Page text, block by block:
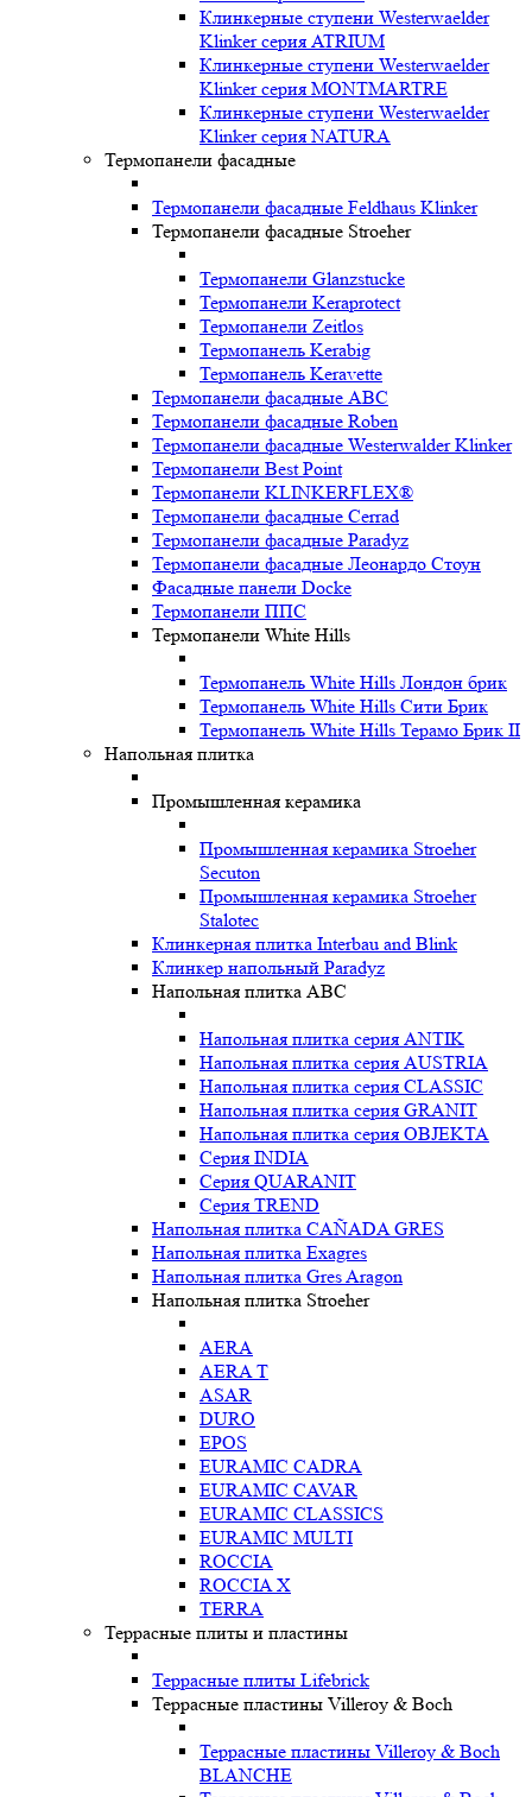
Клинкерные ступени Westerwaelder
Klinker серия ATRIUM
Клинкерные ступени Westerwaelder
Klinker серия MONTMARTRE
Клинкерные ступени Westerwaelder
Klinker серия NATURA
Термопанели фасадные
Термопанели фасадные Feldhaus Klinker
Термопанели фасадные Stroeher
Термопанели Glanzstucke
Термопанели Keraprotect
Термопанели Zeitlos
Термопанель Kerabig
Термопанель Keravette
Термопанели фасадные ABC
Термопанели фасадные Roben
Термопанели фасадные Westerwalder Klinker
Термопанели Best Point
Термопанели KLINKERFLEX®
Термопанели фасадные Cerrad
Термопанели фасадные Paradyz
Термопанели фасадные Леонардо Стоун
Фасадные панели Docke
Термопанели ППС
Термопанели White Hills
Термопанель White Hills Лондон брик
Термопанель White Hills Сити Брик
Термопанель White Hills Терамо Брик II
Напольная плитка
Промышленная керамика
Промышленная керамика Stroeher
Secuton
Промышленная керамика Stroeher
Stalotec
Клинкерная плитка Interbau and Blink
Клинкер напольный Paradyz
Напольная плитка ABC
Напольная плитка серия ANTIK
Напольная плитка серия AUSTRIA
Напольная плитка серия CLASSIC
Напольная плитка серия GRANIT
Напольная плитка серия OBJEKTA
Серия INDIA
Серия QUARANIT
Серия TREND
Напольная плитка CAÑADA GRES
Напольная плитка Exagres
Напольная плитка Gres Aragon
Напольная плитка Stroeher
AERA
AERA T
ASAR
DURO
EPOS
EURAMIC CADRA
EURAMIC CAVAR
EURAMIC CLASSICS
EURAMIC MULTI
ROCCIA
ROCCIA X
TERRA
Террасные плиты и пластины
Террасные плиты Lifebrick
Террасные пластины Villeroy & Boch
Террасные пластины Villeroy & Boch
BLANCHE